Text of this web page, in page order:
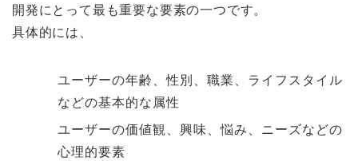
開発にとって最も重要な要素の一つです。
具体的には、
ユーザーの年齢、性別、職業、ライフスタイル
などの基本的な属性
ユーザーの価値観、興味、悩み、ニーズなどの
心理的要素